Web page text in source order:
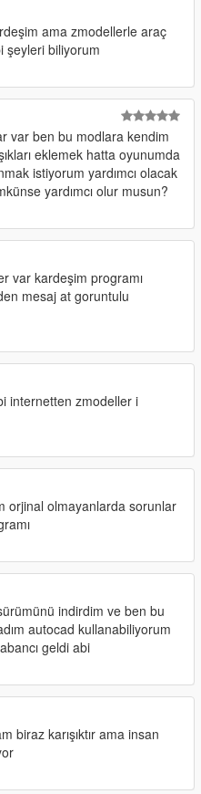
ama zmodellerle araç
şeyleri biliyorum
var ben bu modlara kendim
eklemek hatta oyunumda
istiyorum yardımcı olacak
yardımcı olur musun?
var kardeşim programı
mesaj at goruntulu
internetten zmodeller i
orjinal olmayanlarda sorunlar
indirdim ve ben bu
autocad kullanabiliyorum
geldi abi
biraz karışıktır ama insan